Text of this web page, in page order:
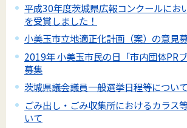
平成30年度茨城県広報コンクールにお
を受賞しました！
小美玉市立地適正化計画（案）の意見
2019年 小美玉市民の日「市内団体PR
募集
茨城県議会議員一般選挙日程等について
ごみ出し・ごみ収集所におけるカラス
いて